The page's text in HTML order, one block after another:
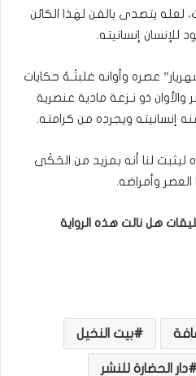
لعله يتصدى بالفن لهذا الكائن
للإنسان إنسانيته.
عصره وأوانه غلبتْـهُ حكايات
والأوان ذو نـزعة مادية عنصرية
إنسانيته ويجرده من كرامته.
ليثبت لنا أنه بمزيد من الحَكْى
وأمراضه.
هل نالت هذه الرواية
بيت النخيل
دار الحضارة للنشر